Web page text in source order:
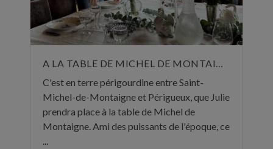
A LA TABLE DE MICHEL DE MONTAIGNE
C'est en terre périgourdine entre Saint-
Michel-de-Montaigne et Périgueux, que Julie
prendra place à la table de Michel de
Montaigne. Ami des puissants de l'époque, ce
...